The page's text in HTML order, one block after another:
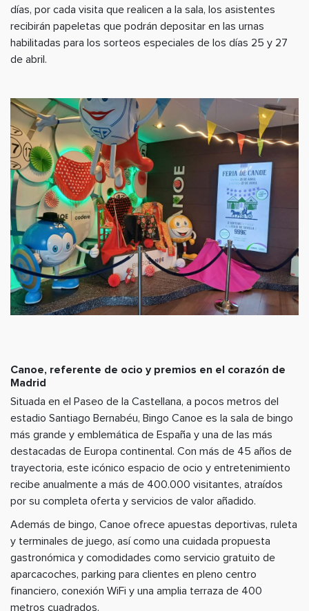
días, por cada visita que realicen a la sala, los asistentes
recibirán papeletas que podrán depositar en las urnas
habilitadas para los sorteos especiales de los días 25 y 27
de abril.
Canoe, referente de ocio y premios en el corazón de
Madrid
Situada en el Paseo de la Castellana, a pocos metros del
estadio Santiago Bernabéu, Bingo Canoe es la sala de bingo
más grande y emblemática de España y una de las más
destacadas de Europa continental. Con más de 45 años de
trayectoria, este icónico espacio de ocio y entretenimiento
recibe anualmente a más de 400.000 visitantes, atraídos
por su completa oferta y servicios de valor añadido.
Además de bingo, Canoe ofrece apuestas deportivas, ruleta
y terminales de juego, así como una cuidada propuesta
gastronómica y comodidades como servicio gratuito de
aparcacoches, parking para clientes en pleno centro
financiero, conexión WiFi y una amplia terraza de 400
metros cuadrados.